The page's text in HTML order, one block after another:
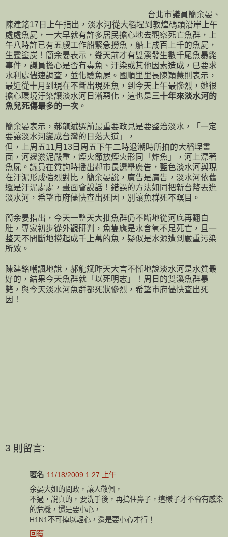
台北市議員簡余晏、
陳建銘17日上午指出，淡水河從大稻埕到敦煌碼頭沿岸上午
處處魚屍，一大早就有許多居民擔心地去觀察死亡魚群，上
午八時許已有五艘工作船緊急撈魚，船上成百上千的魚屍，
生靈塗炭！簡余晏表示，幾天前才有雙溪發生數千尾魚暴斃
事件，議員擔心是否有毒魚、汙染或其他因素造成，已要求
水利處儘速調查，並化驗魚屍。國順里里長陳穎慧則表示，
最近從十月到現在不斷出現死魚，到今天上午最慘烈，她很
擔心環境汙染讓淡水河日漸惡化，這也是三十年來淡水河的
魚兒死傷最多的一次 。
簡余晏表示，郝龍斌選前最重要政見是要整治淡水，「一定
要讓淡水河變成台灣的日落大道」，
但，上周五11月13日周五下午二時退潮時所拍的大稻埕畫
面，河邊淤泥嚴重，煙火節放煙火形同「炸魚」，河上漂著
魚屍。議員在質詢時播出郝市長選舉廣告，藍色淡水河與現
在汙泥形成強烈對比，簡余晏說，廣告是廣告，淡水河依舊
還是汙泥處處，畫面會說話！錯誤的方法如同把新台幣丟進
淡水河，希望市府儘快查出死因，別讓魚群死不暝目。
簡余晏指出，今天一整天大批魚群仍不斷地從河底再翻白
肚，專家初步從外觀研判，魚隻應是水含氧不足死亡，且一
整天不間斷地撈起成千上萬的魚，疑似是水源遭到嚴重污染
所致。
陳建銘嘲諷地說，郝龍斌昨天大言不慚地說淡水河是水質最
好的，結果今天魚群就「以死明志」！周日的雙溪魚群暴
斃，與今天淡水河魚群都死狀慘烈，希望市府儘快查出死
因！
3 則留言:
匿名 11/18/2009 1:27 上午
余晏大姐的問政，讓人敬佩，
不過，說真的，要洗手後，再摀住鼻子，這樣子才不會有感染
的危機，還是要小心，
H1N1不可掉以輕心，還是要小心才行！
回覆